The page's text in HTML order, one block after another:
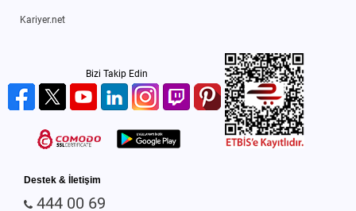
Kariyer.net
Bizi Takip Edin
Destek & İletişim
444 00 69